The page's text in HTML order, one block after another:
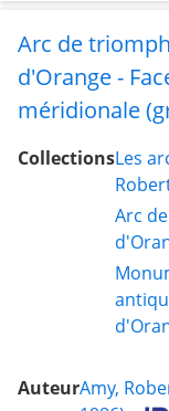
Arc de
d'Orange -
méridionale
CollectionsLes
Arc
AuteurAmy,